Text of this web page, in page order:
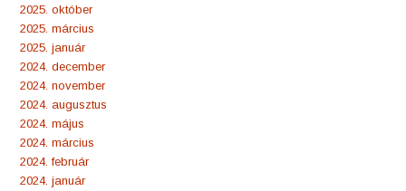
2025. október
2025. március
2025. január
2024. december
2024. november
2024. augusztus
2024. május
2024. március
2024. február
2024. január